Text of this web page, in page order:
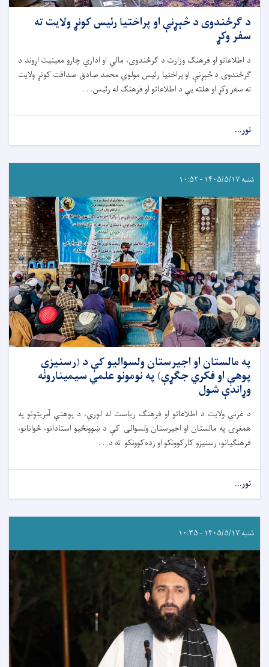
د ګرځندوی د څېړنې او پراختیا رئیس کونړ ولایت ته
سفر وکړ
د اطلاعاتو او فرهنګ وزارت د ګرځندوی، مالي او اداري چارو معینیت اړوند د
ګرځندوی د څېړنې او پراختیا رئیس مولوي محمد صادق صداقت کونړ ولایت
ته سفر وکړ او هلته یې د اطلاعاتو او فرهنګ له رئیس. . .
نور...
شنبه ۱۴۰۵/۵/۱۷ - ۱۰:۵۲
په مالستان او اجیرستان ولسوالیو کې د (رسنیزې
پوهې او فکري جګړې) په نومونو علمي سیمینارونه
وړاندې شول
د غزني ولایت د اطلاعاتو او فرهنګ ریاست له لوري، د پوهنې آمریتونو په
همغږۍ په مالستان او اجیرستان ولسوالۍ کې د ښوونځیو استادانو، ځوانانو،
فرهنګیانو، رسنیزو کارکوونکو او زده‌کوونکو ته د. . .
نور...
شنبه ۱۴۰۵/۵/۱۷ - ۱۰:۳۵